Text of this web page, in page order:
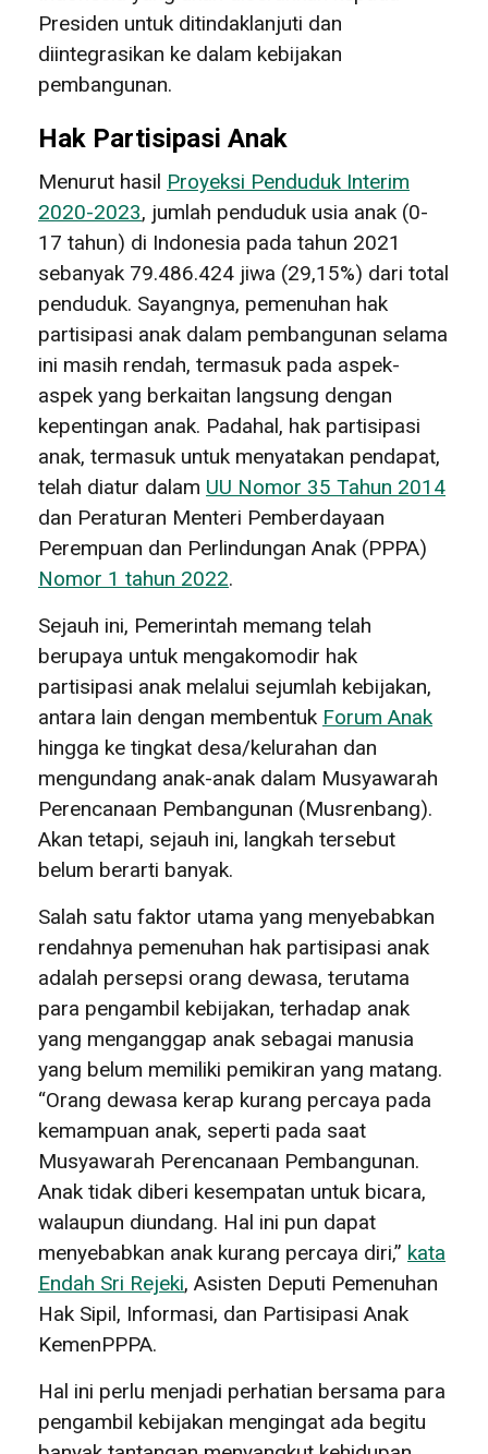
Presiden untuk ditindaklanjuti dan
diintegrasikan ke dalam kebijakan
pembangunan.
Hak Partisipasi Anak
Menurut hasil Proyeksi Penduduk Interim
2020-2023, jumlah penduduk usia anak (0-
17 tahun) di Indonesia pada tahun 2021
sebanyak 79.486.424 jiwa (29,15%) dari total
penduduk. Sayangnya, pemenuhan hak
partisipasi anak dalam pembangunan selama
ini masih rendah, termasuk pada aspek-
aspek yang berkaitan langsung dengan
kepentingan anak. Padahal, hak partisipasi
anak, termasuk untuk menyatakan pendapat,
telah diatur dalam UU Nomor 35 Tahun 2014
dan Peraturan Menteri Pemberdayaan
Perempuan dan Perlindungan Anak (PPPA)
Nomor 1 tahun 2022.
Sejauh ini, Pemerintah memang telah
berupaya untuk mengakomodir hak
partisipasi anak melalui sejumlah kebijakan,
antara lain dengan membentuk Forum Anak
hingga ke tingkat desa/kelurahan dan
mengundang anak-anak dalam Musyawarah
Perencanaan Pembangunan (Musrenbang).
Akan tetapi, sejauh ini, langkah tersebut
belum berarti banyak.
Salah satu faktor utama yang menyebabkan
rendahnya pemenuhan hak partisipasi anak
adalah persepsi orang dewasa, terutama
para pengambil kebijakan, terhadap anak
yang menganggap anak sebagai manusia
yang belum memiliki pemikiran yang matang.
“Orang dewasa kerap kurang percaya pada
kemampuan anak, seperti pada saat
Musyawarah Perencanaan Pembangunan.
Anak tidak diberi kesempatan untuk bicara,
walaupun diundang. Hal ini pun dapat
menyebabkan anak kurang percaya diri,” kata
Endah Sri Rejeki, Asisten Deputi Pemenuhan
Hak Sipil, Informasi, dan Partisipasi Anak
KemenPPPA.
Hal ini perlu menjadi perhatian bersama para
pengambil kebijakan mengingat ada begitu